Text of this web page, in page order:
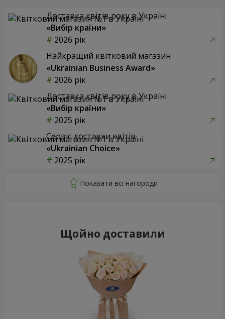
Доставка квітів року в Україні
«Вибір країни»
2026 рік
Найкращий квітковий магазин
«Ukrainian Business Award»
2026 рік
Доставка квітів року в Україні
«Вибір країни»
2025 рік
Сервіс доставки квітів
«Ukrainian Choice»
2025 рік
Щойно доставили